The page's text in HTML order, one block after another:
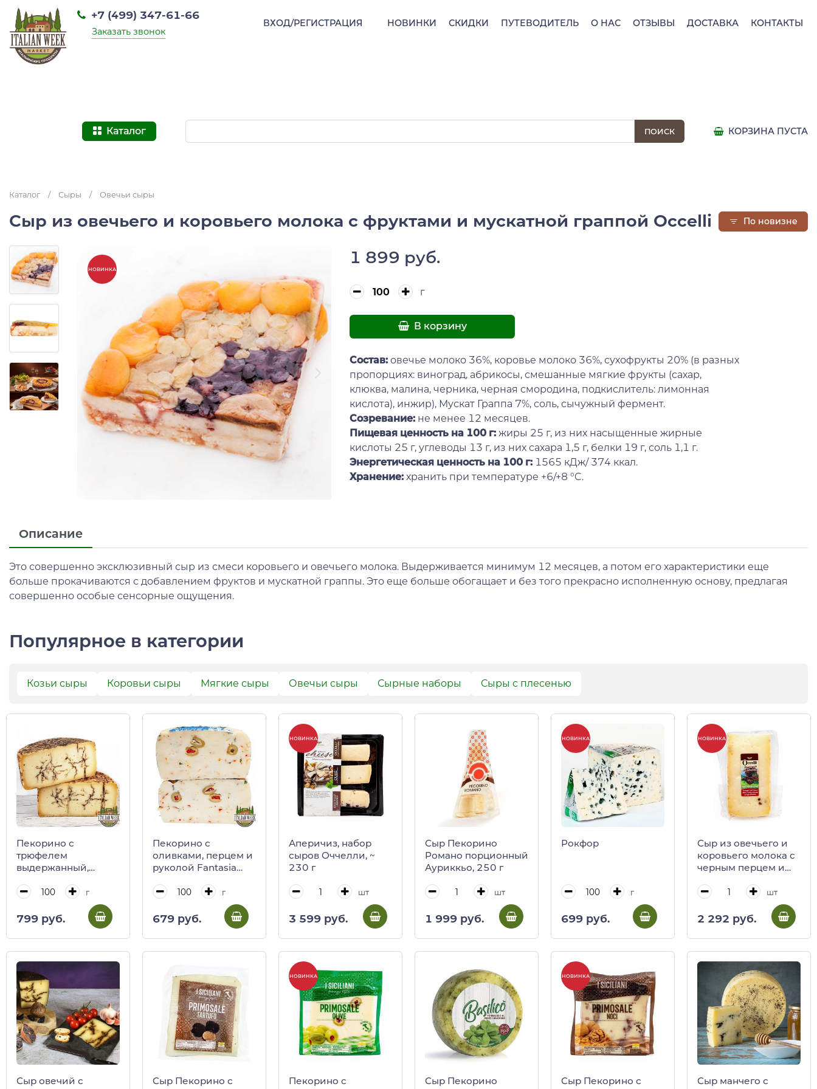
НОВИНКИ СКИДКИ ПУТЕВОДИТЕЛЬ О НАС ОТЗЫВЫ ДОСТАВКА КОНТАКТЫ
+7 (499) 347-61-66
Заказать звонок
ВХОД/РЕГИСТРАЦИЯ
Каталог КОРЗИНА ПУСТА
Каталог / Сыры / Овечьи сыры
Сыр из овечьего и коровьего молока с фруктами и мускатной граппой Occelli
НОВИНКА
1 899 руб.
г
В корзину
Состав: овечье молоко 36%, коровье молоко 36%, сухофрукты 20% (в разных
пропорциях: виноград, абрикосы, смешанные мягкие фрукты (сахар,
клюква, малина, черника, черная смородина, подкислитель: лимонная
кислота), инжир), Мускат Граппа 7%, соль, сычужный фермент.
Созревание: не менее 12 месяцев.
Пищевая ценность на 100 г: жиры 25 г, из них насыщенные жирные
кислоты 25 г, углеводы 13 г, из них сахара 1,5 г, белки 19 г, соль 1,1 г.
Энергетическая ценность на 100 г: 1565 кДж/ 374 ккал.
Хранение: хранить при температуре +6/+8 °C.
Описание
Это совершенно эксклюзивный сыр из смеси коровьего и овечьего молока. Выдерживается минимум 12 месяцев, а потом его характеристики еще
больше прокачиваются с добавлением фруктов и мускатной граппы. Это еще больше обогащает и без того прекрасно исполненную основу, предлагая
совершенно особые сенсорные ощущения.
Популярное в категории
По новизне
Козьи сыры Коровьи сыры Мягкие сыры Овечьи сыры Сырные наборы Сыры с плесенью
Пекорино с
трюфелем
выдержанный,
г
799 руб.
Пекорино с
оливками, перцем и
руколой Fantasia
г
679 руб.
НОВИНКА
Аперичиз, набор
сыров Оччелли, ~
230 г
шт
3 599 руб.
Сыр Пекорино
Романо порционный
Ауриккьо, 250 г
шт
1 999 руб.
НОВИНКА
Рокфор
г
699 руб.
НОВИНКА
Сыр из овечьего и
коровьего молока с
черным перцем и
Оччелли, 140 гшт
2 292 руб.
Сыр овечий с
Сыр Пекорино с
НОВИНКА
Пекорино с
Сыр Пекорино
НОВИНКА
Сыр Пекорино с
Сыр манчего с